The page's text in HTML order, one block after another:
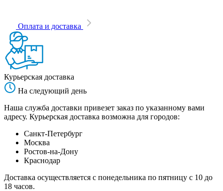
Оплата и доставка
Курьерская доставка
На следующий день
Наша служба доставки привезет заказ по указанному вами
адресу. Курьерская доставка возможна для городов:
Санкт-Петербург
Москва
Ростов-на-Дону
Краснодар
Доставка осуществляется с понедельника по пятницу с 10 до
18 часов.